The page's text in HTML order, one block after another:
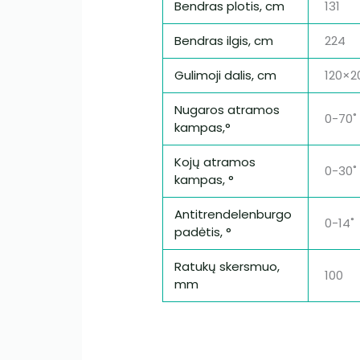
Bendras plotis, cm 131
Bendras ilgis, cm 224
Gulimoji dalis, cm
Nugaros atramos
kampas,°
0-70˚
Kojų atramos
kampas, °
0-30˚
Antitrendelenburgo
padėtis, °
0-14˚
Ratukų skersmuo,
mm
100